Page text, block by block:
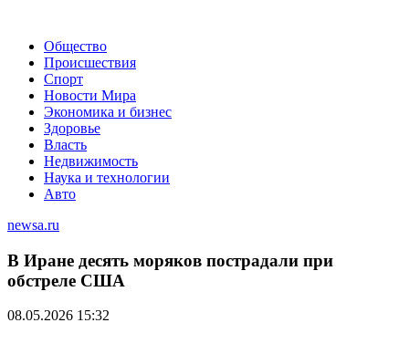
Общество
Происшествия
Спорт
Новости Мира
Экономика и бизнес
Здоровье
Власть
Недвижимость
Наука и технологии
Авто
newsa.ru
В Иране десять моряков пострадали при
обстреле США
08.05.2026 15:32